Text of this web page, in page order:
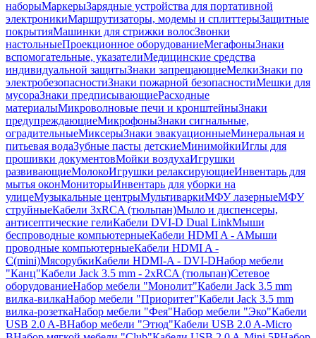
наборыМаркерыЗарядные устройства для портативной
электроникиМаршрутизаторы, модемы и сплиттерыЗащитные
покрытияМашинки для стрижки волосЗвонки
настольныеПроекционное оборудованиеМегафоныЗнаки
вспомогательные, указателиМедицинские средства
индивидуальной защитыЗнаки запрещающиеМелкиЗнаки по
электробезопасностиЗнаки пожарной безопасностиМешки для
мусораЗнаки предписывающиеРасходные
материалыМикроволновые печи и кронштейныЗнаки
предупреждающиеМикрофоныЗнаки сигнальные,
оградительныеМиксерыЗнаки эвакуационныеМинеральная и
питьевая водаЗубные пасты детскиеМинимойкиИглы для
прошивки документовМойки воздухаИгрушки
развивающиеМолокоИгрушки релаксирующиеИнвентарь для
мытья оконМониторыИнвентарь для уборки на
улицеМузыкальные центрыМультиваркиМФУ лазерныеМФУ
струйныеКабели 3xRCA (тюльпан)Мыло и диспенсеры,
антисептические гелиКабели DVI-D Dual LinkМыши
беспроводные компьютерныеКабели HDMI A - AМыши
проводные компьютерныеКабели HDMI A -
C(mini)МясорубкиКабели HDMI-A - DVI-DНабор мебели
"Канц"Кабели Jack 3.5 mm - 2xRCA (тюльпан)Сетевое
оборудованиеНабор мебели "Монолит"Кабели Jack 3.5 mm
вилка-вилкаНабор мебели "Приоритет"Кабели Jack 3.5 mm
вилка-розеткаНабор мебели "Фея"Набор мебели "Эко"Кабели
USB 2.0 A-BНабор мебели "Этюд"Кабели USB 2.0 A-Micro